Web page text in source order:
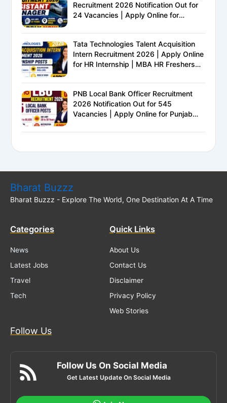
Recruitment 2026 Notification Out for
24 Vacancies | Apply Online for
Tata Technologies Talent Acquisition
Intern Recruitment 2026 | Apply Online
for HR Internship | MBA HR Freshers
PNB Local Bank Officer Recruitment
2026 Notification Out for 545
Vacancies | Apply Online for Punjab
Bharat Buzzz
Bharat Buzzz - Explore The World, One Destination At A Time
Categories
News
Latest Jobs
Travel
Tech
Quick Links
About Us
Contact Us
Disclaimer
Privacy Policy
Web Stories
Follow Us
Follow Us On Social Media
Get Latest Update On Social Media